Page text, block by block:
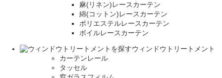
麻(リネン)レースカーテン
綿(コットン)レースカーテン
ポリエステルレースカーテン
ボイルレースカーテン
ウィンドウトリートメント
カーテンレール
タッセル